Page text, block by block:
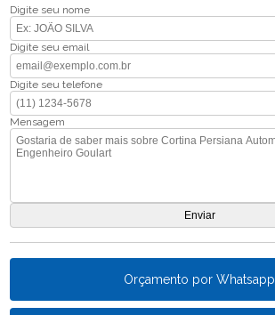
Digite seu nome
Digite seu email
Digite seu telefone
Mensagem
Orçamento por Whatsapp